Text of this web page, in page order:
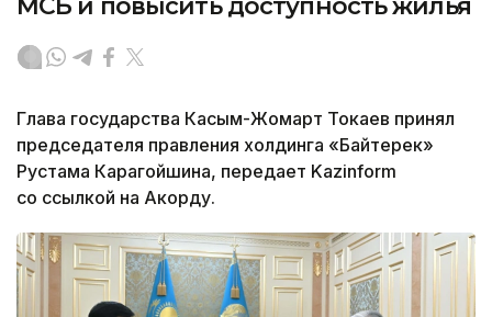
Глава государства Касым-Жомарт Токаев принял
председателя правления холдинга «Байтерек»
Рустама Карагойшина, передает Kazinform
со ссылкой на Акорду.